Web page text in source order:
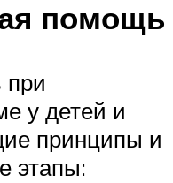
помощь
у детей и
принципы и
этапы: